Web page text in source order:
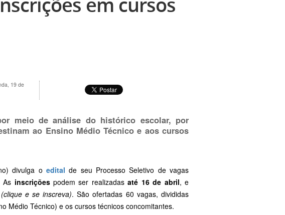
19 de
meio de análise do histórico escolar, por
ao Ensino Médio Técnico e aos cursos
divulga o edital de seu Processo Seletivo de vagas
As inscriçõespodem ser realizadasaté 16 de abril, e
(clique e se inscreva). São ofertadas 60 vagas, divididas
Médio Técnico) e os cursos técnicos concomitantes.